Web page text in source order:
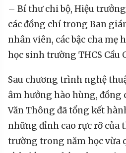
– Bí thư chi bộ, Hiệu
các đồng chí trong Ban
nhân viên, các bậc cha mẹ
học sinh trường THCS Cầu
Sau chương trình nghệ
âm hưởng hào hùng, đồng
Văn Thông đã tổng kết
những đỉnh cao rực rỡ của
trường trong năm học vừa